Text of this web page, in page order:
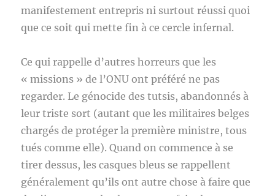
manifestement entrepris ni surtout réussi quoi
que ce soit qui mette fin à ce cercle infernal.
Ce qui rappelle d’autres horreurs que les
« missions » de l’ONU ont préféré ne pas
regarder. Le génocide des tutsis, abandonnés à
leur triste sort (autant que les militaires belges
chargés de protéger la première ministre, tous
tués comme elle). Quand on commence à se
tirer dessus, les casques bleus se rappellent
généralement qu’ils ont autre chose à faire que